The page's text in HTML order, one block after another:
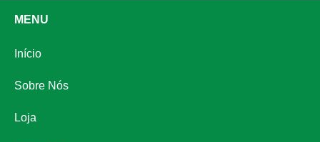
MENU
Início
Sobre Nós
Loja